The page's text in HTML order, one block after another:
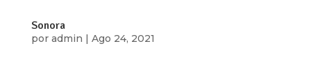
Sonora
por admin | Ago 24, 2021